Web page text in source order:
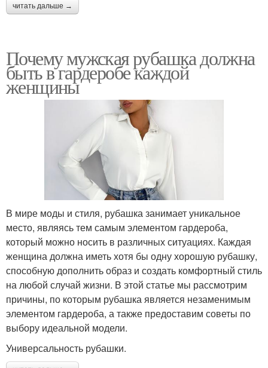
читать дальше →
Почему мужская рубашка должна
быть в гардеробе каждой
женщины
В мире моды и стиля, рубашка занимает уникальное
место, являясь тем самым элементом гардероба,
который можно носить в различных ситуациях. Каждая
женщина должна иметь хотя бы одну хорошую рубашку,
способную дополнить образ и создать комфортный стиль
на любой случай жизни. В этой статье мы рассмотрим
причины, по которым рубашка является незаменимым
элементом гардероба, а также предоставим советы по
выбору идеальной модели.
Универсальность рубашки.